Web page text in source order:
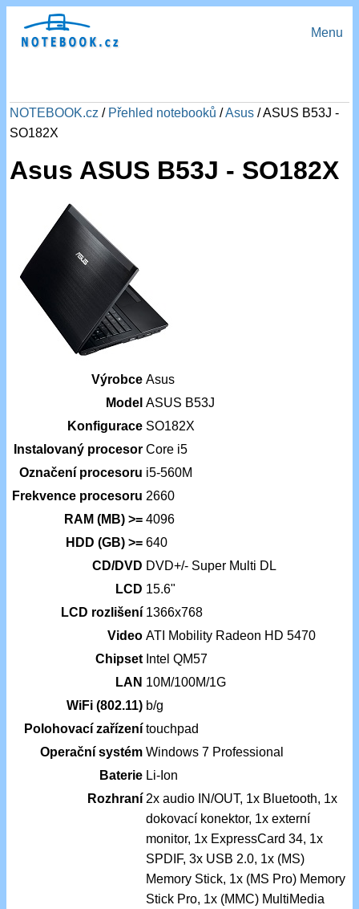
Menu
NOTEBOOK.cz / Přehled notebooků /Asus / ASUS B53J -
SO182X
Asus ASUS B53J - SO182X
Výrobce Asus
Model ASUS B53J
Konfigurace SO182X
Instalovaný procesor Core i5
Označení procesoru i5-560M
Frekvence procesoru 2660
RAM (MB) >= 4096
HDD (GB) >= 640
CD/DVD DVD+/- Super Multi DL
LCD 15.6"
LCD rozlišení 1366x768
Video ATI Mobility Radeon HD 5470
Chipset Intel QM57
LAN 10M/100M/1G
WiFi (802.11) b/g
Polohovací zařízení touchpad
Operační systém Windows 7 Professional
Baterie Li-Ion
Rozhraní 2x audio IN/OUT, 1x Bluetooth, 1x
dokovací konektor, 1x externí
monitor, 1x ExpressCard 34, 1x
SPDIF, 3x USB 2.0, 1x (MS)
Memory Stick, 1x (MS Pro) Memory
Stick Pro, 1x (MMC) MultiMedia